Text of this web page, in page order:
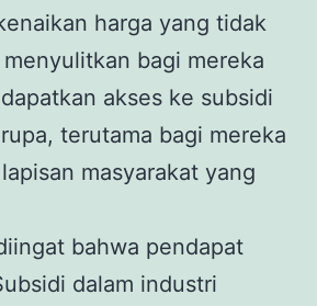
harga yang tidak
bagi mereka
akses ke subsidi
terutama bagi mereka
masyarakat yang
bahwa pendapat
dalam industri